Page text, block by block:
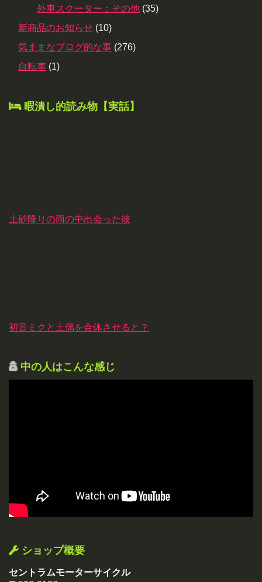
外車スクーター：その他 (35)
新商品のお知らせ (10)
気ままなブログ的な事 (276)
自転車 (1)
暇潰し的読み物【実話】
土砂降りの雨の中出会った彼
初音ミクと土偶を合体させると？
中の人はこんな感じ
ショップ概要
セントラムモーターサイクル